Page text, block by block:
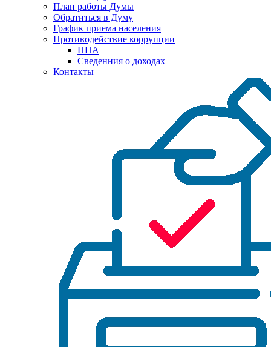
План работы Думы
Обратиться в Думу
График приема населения
Противодействие коррупции
НПА
Сведенния о доходах
Контакты